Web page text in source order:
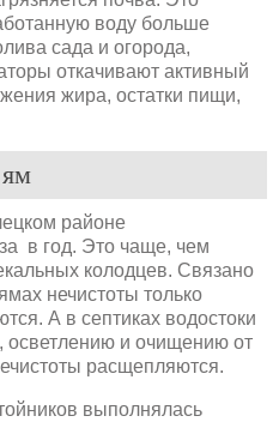
воду больше
сада и огорода,
откачивают активный
жира, остатки пищи,
районе
в год. Это чаще, чем
колодцев. Связано
нечистоты только
А в септиках водостоки
осветлению и очищению от
расщепляются.
выполнялась